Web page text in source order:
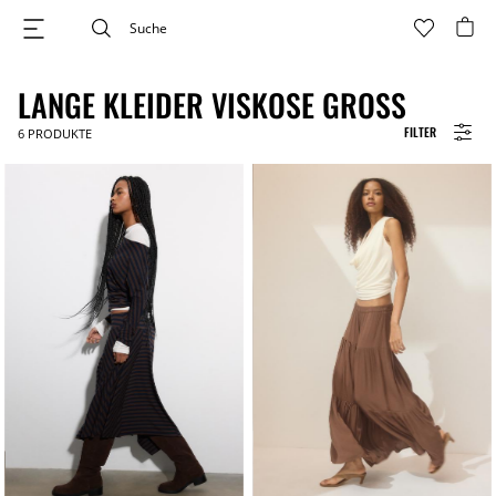
FILTER
LANGE KLEIDER VISKOSE GROSS
6 PRODUKTE